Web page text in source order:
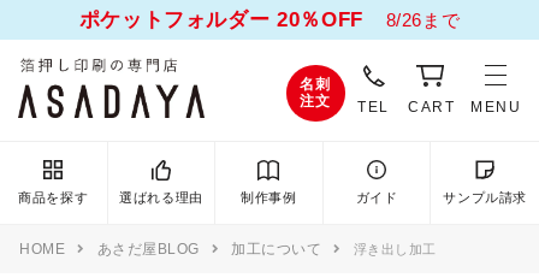
ポケットフォルダー 20％OFF 8/26まで
名刺
注文
TEL CART MENU
商品を探す 選ばれる理由 制作事例 ガイド サンプル請求
HOME あさだ屋BLOG 加工について 浮き出し加工